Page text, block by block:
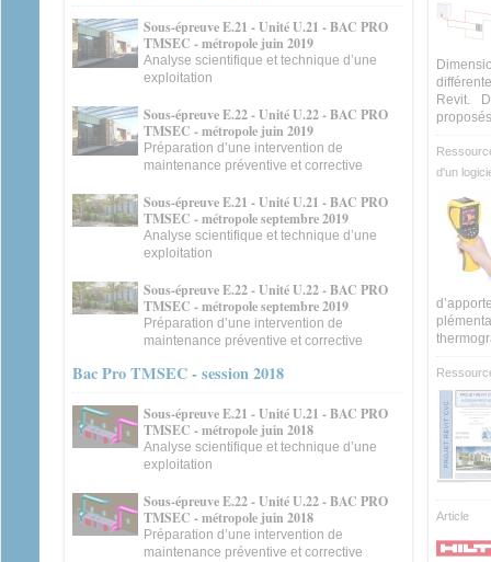
Sous-épreuve E.21 - Unité U.21 - BAC PRO
TMSEC - métropole juin 2019
Analyse scientifique et technique d’une
exploitation
Sous-épreuve E.22 - Unité U.22 - BAC PRO
TMSEC - métropole juin 2019
Préparation d’une intervention de
maintenance préventive et corrective
Sous-épreuve E.21 - Unité U.21 - BAC PRO
TMSEC - métropole septembre 2019
Analyse scientifique et technique d’une
exploitation
Sous-épreuve E.22 - Unité U.22 - BAC PRO
TMSEC - métropole septembre 2019
Préparation d’une intervention de
maintenance préventive et corrective
Bac Pro TMSEC - session 2018
Sous-épreuve E.21 - Unité U.21 - BAC PRO
TMSEC - métropole juin 2018
Analyse scientifique et technique d’une
exploitation
Sous-épreuve E.22 - Unité U.22 - BAC PRO
TMSEC - métropole juin 2018
Préparation d’une intervention de
maintenance préventive et corrective
Revit.
d'un
Article